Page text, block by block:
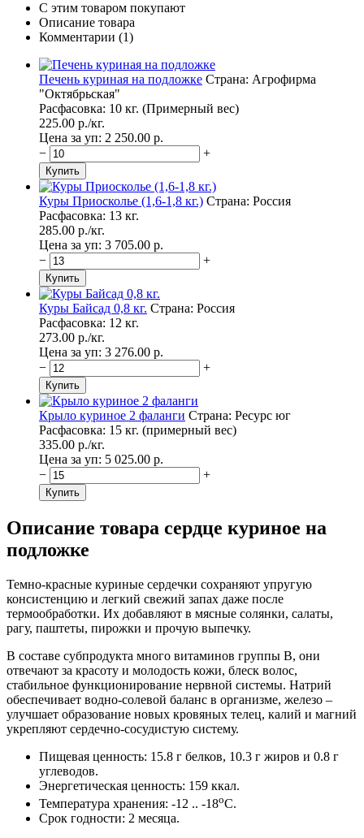
С этим товаром покупают
Описание товара
Комментарии (1)
Печень куриная на подложке Страна: Агрофирма
"Октябрьская"
Расфасовка: 10 кг. (Примерный вес)
225.00 p./кг.
Цена за уп: 2 250.00 p.
−
+
Куры Приосколье (1,6-1,8 кг.) Страна: Россия
Расфасовка: 13 кг.
285.00 p./кг.
Цена за уп: 3 705.00 p.
−
+
Куры Байсад 0,8 кг. Страна: Россия
Расфасовка: 12 кг.
273.00 p./кг.
Цена за уп: 3 276.00 p.
−
+
Крыло куриное 2 фаланги Страна: Ресурс юг
Расфасовка: 15 кг. (примерный вес)
335.00 p./кг.
Цена за уп: 5 025.00 p.
−
+
Описание товара сердце куриное на
подложке
Темно-красные куриные сердечки сохраняют упругую
консистенцию и легкий свежий запах даже после
термообработки. Их добавляют в мясные солянки, салаты,
рагу, паштеты, пирожки и прочую выпечку.
В составе субпродукта много витаминов группы B, они
отвечают за красоту и молодость кожи, блеск волос,
стабильное функционирование нервной системы. Натрий
обеспечивает водно-солевой баланс в организме, железо –
улучшает образование новых кровяных телец, калий и магний
укрепляют сердечно-сосудистую систему.
Пищевая ценность: 15.8 г белков, 10.3 г жиров и 0.8 г
углеводов.
Энергетическая ценность: 159 ккал.
Температура хранения: -12 .. -18оС.
Срок годности: 2 месяца.